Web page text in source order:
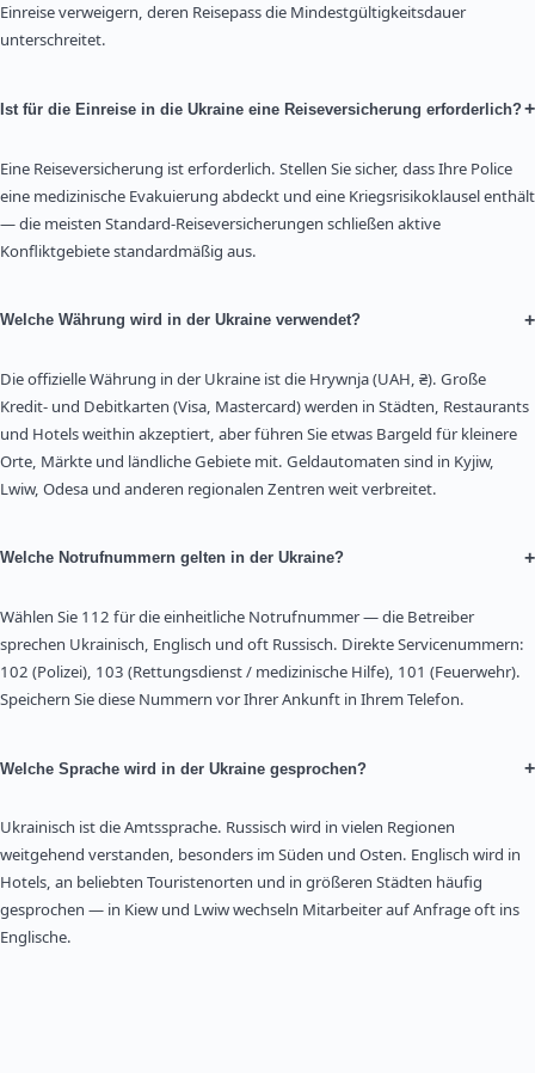
Einreise verweigern, deren Reisepass die Mindestgültigkeitsdauer
unterschreitet.
Ist für die Einreise in die Ukraine eine Reiseversicherung erforderlich?+
Eine Reiseversicherung ist erforderlich. Stellen Sie sicher, dass Ihre Police
eine medizinische Evakuierung abdeckt und eine Kriegsrisikoklausel enthält
— die meisten Standard-Reiseversicherungen schließen aktive
Konfliktgebiete standardmäßig aus.
Welche Währung wird in der Ukraine verwendet? +
Die offizielle Währung in der Ukraine ist die Hrywnja (UAH, ₴). Große
Kredit- und Debitkarten (Visa, Mastercard) werden in Städten, Restaurants
und Hotels weithin akzeptiert, aber führen Sie etwas Bargeld für kleinere
Orte, Märkte und ländliche Gebiete mit. Geldautomaten sind in Kyjiw,
Lwiw, Odesa und anderen regionalen Zentren weit verbreitet.
Welche Notrufnummern gelten in der Ukraine? +
Wählen Sie 112 für die einheitliche Notrufnummer — die Betreiber
sprechen Ukrainisch, Englisch und oft Russisch. Direkte Servicenummern:
102 (Polizei), 103 (Rettungsdienst / medizinische Hilfe), 101 (Feuerwehr).
Speichern Sie diese Nummern vor Ihrer Ankunft in Ihrem Telefon.
Welche Sprache wird in der Ukraine gesprochen? +
Ukrainisch ist die Amtssprache. Russisch wird in vielen Regionen
weitgehend verstanden, besonders im Süden und Osten. Englisch wird in
Hotels, an beliebten Touristenorten und in größeren Städten häufig
gesprochen — in Kiew und Lwiw wechseln Mitarbeiter auf Anfrage oft ins
Englische.